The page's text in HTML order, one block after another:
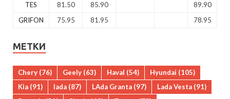
TES
81.50 85.90
89.90
GRIFON
75.95 81.95 78.95
МЕТКИ
Chery (76) Geely (63) Haval (54) Hyundai (105)
Kia (91) lada (87) LAda Granta (97) Lada Vesta (91)